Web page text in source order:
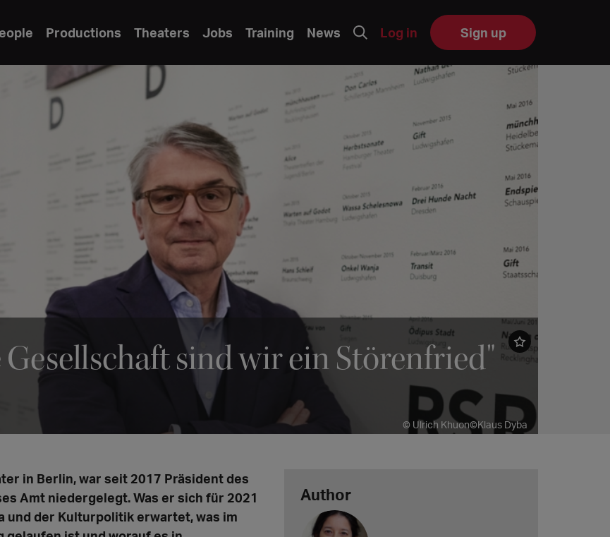
Productions Theaters Jobs Training News Log in Sign up
sind wir ein Störenfried"
© Ulrich Khuon©Klaus Dyba
in Berlin, war seit 2017 Präsident des
Amt niedergelegt. Was er sich für 2021
und der Kulturpolitik erwartet, was im
Author